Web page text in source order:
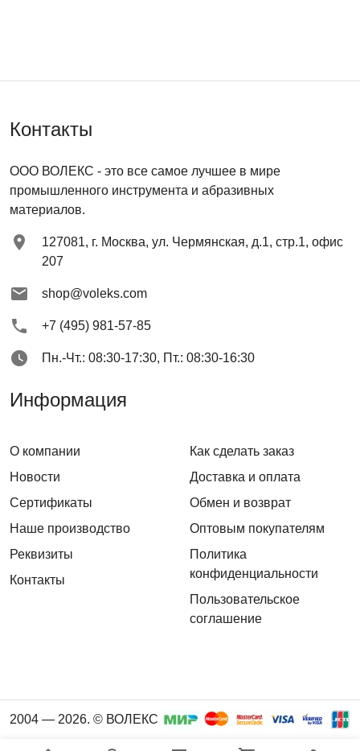
Контакты
ООО ВОЛЕКС - это все самое лучшее в мире
промышленного инструмента и абразивных
материалов.
127081, г. Москва, ул. Чермянская, д.1, стр.1, офис
207
shop@voleks.com
+7 (495) 981-57-85
Пн.-Чт.: 08:30-17:30, Пт.: 08:30-16:30
Информация
О компании
Новости
Сертификаты
Наше производство
Реквизиты
Контакты
Как сделать заказ
Доставка и оплата
Обмен и возврат
Оптовым покупателям
Политика
конфиденциальности
Пользовательское
соглашение
2004 — 2026. © ВОЛЕКС